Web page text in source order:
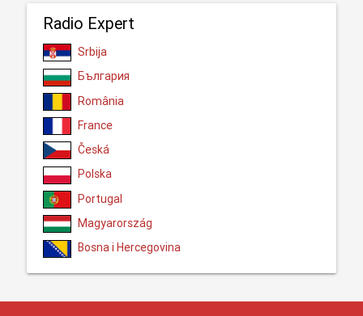
Radio Expert
Srbija
България
România
France
Česká
Polska
Portugal
Magyarország
Bosna i Hercegovina